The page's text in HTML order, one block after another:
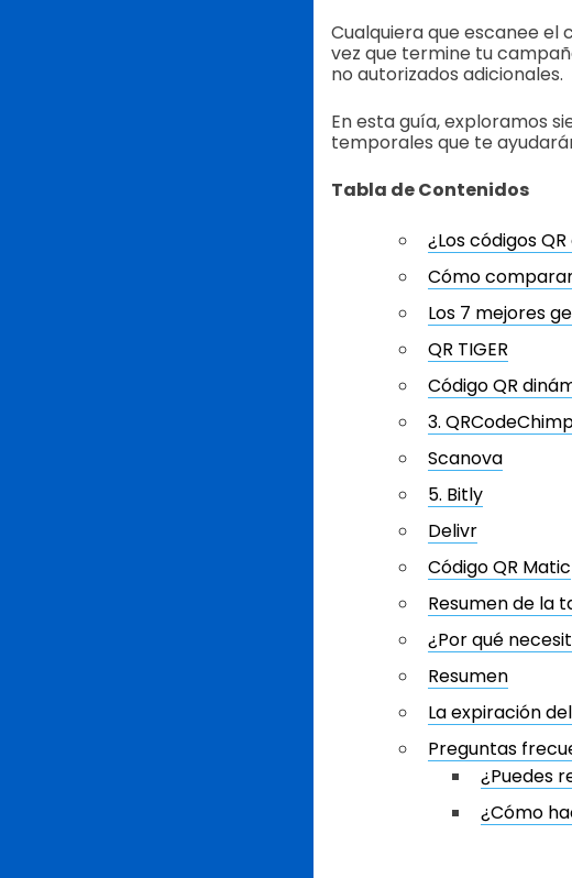
Cualquiera que escanee el
vez que termine tu
no autorizados adicionales.
En esta guía, exploramos
temporales que te
Tabla de Contenidos
¿Los códigos
Cómo
Los 7 mejores
QR TIGER
Código QR
3.
Scanova
5. Bitly
Delivr
Código QR Matic
Resumen de la
¿Por qué
Resumen
La expiración
Preguntas
¿Puedes
¿Cómo